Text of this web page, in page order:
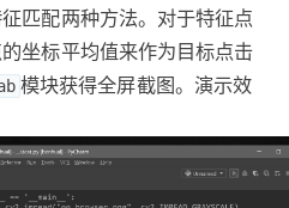
匹配两种方法。对于特征点
坐标平均值来作为目标点击
模块获得全屏截图。演示效